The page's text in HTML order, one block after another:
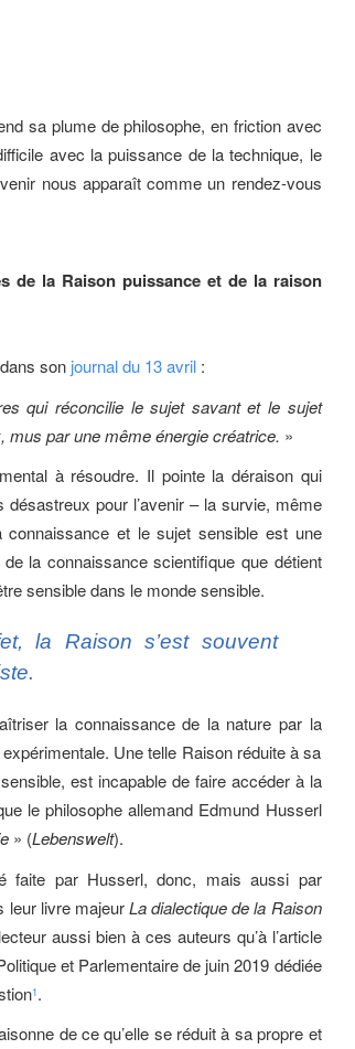
sa plume de philosophe, en friction avec
avec la puissance de la technique, le
nous apparaît comme un rendez-vous
de la Raison puissance et de la raison
son journal du 13 avril:
qui réconcilie le sujet savant et le sujet
par une même énergie créatrice. »
à résoudre. Il pointe la déraison qui
pour l’avenir – la survie, même
et le sujet sensible est une
la connaissance scientifique que détient
sensible dans le monde sensible.
la Raison s’est souvent
la connaissance de la nature par la
Une telle Raison réduite à sa
est incapable de faire accéder à la
le philosophe allemand Edmund Husserl
» (Lebenswelt).
faite par Husserl, donc, mais aussi par
leur livre majeurLa dialectique de la Raison
aussi bien à ces auteurs qu’à l’article
et Parlementaire de juin 2019 dédiée
1.
de ce qu’elle se réduit à sa propre et